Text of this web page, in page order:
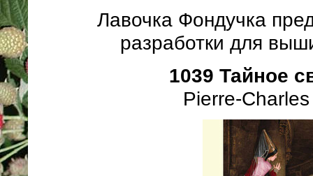
Лавочка Фондучка
разработки для
1039 Тайное
Pierre-